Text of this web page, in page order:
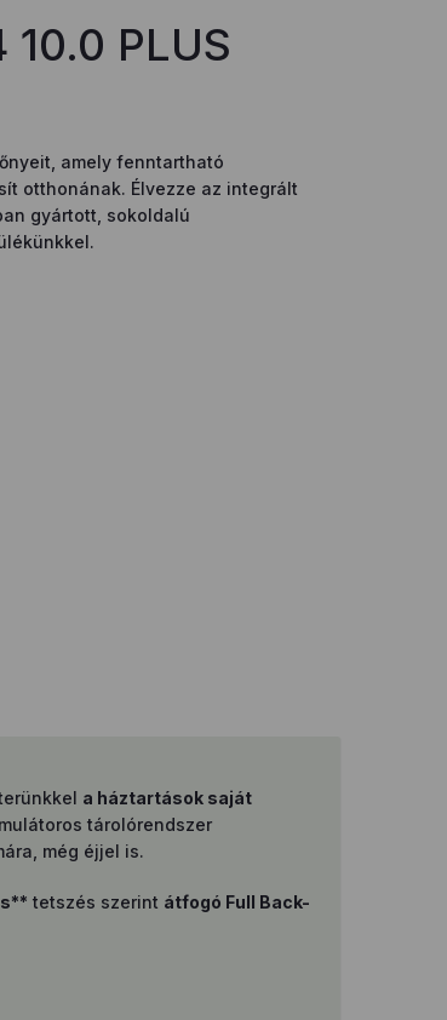
PLUS
amely fenntartható
otthonának. Élvezze az integrált
gyártott, sokoldalú
a háztartások saját
tárolórendszer
még éjjel is.
tetszés szerint átfogó Full Back-